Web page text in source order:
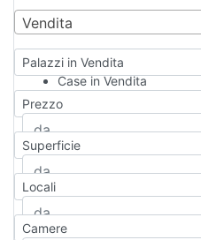
Vendita
Palazzi in Vendita
Case in Vendita
Qualsiasi
Appartamento
Casa indipendente
Casa Semi-indipendente
Attico/Mansarda
Rustico/Casale
Prezzo
Superficie
Locali
Camere